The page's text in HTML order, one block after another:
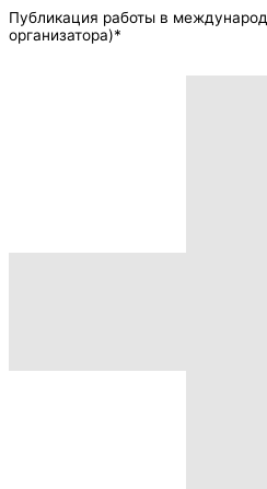
Публикация работы в
организатора)*​